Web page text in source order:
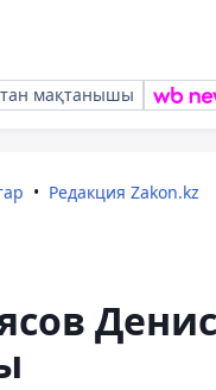
мақтанышы
Редакция Zakon.kz
Денис